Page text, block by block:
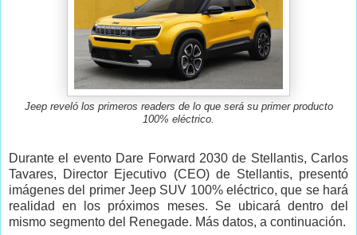
Jeep reveló los primeros readers de lo que será su primer producto
100% eléctrico.
Durante el evento Dare Forward 2030 de Stellantis, Carlos
Tavares, Director Ejecutivo (CEO) de Stellantis, presentó
imágenes del primer Jeep SUV 100% eléctrico, que se hará
realidad en los próximos meses. Se ubicará dentro del
mismo segmento del Renegade. Más datos, a continuación.